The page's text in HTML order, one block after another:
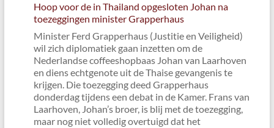
Hoop voor de in Thailand opgesloten Johan na
toezeggingen minister Grapperhaus
Minister Ferd Grapperhaus (Justitie en Veiligheid)
wil zich diplomatiek gaan inzetten om de
Nederlandse coffeeshopbaas Johan van Laarhoven
en diens echtgenote uit de Thaise gevangenis te
krijgen. Die toezegging deed Grapperhaus
donderdag tijdens een debat in de Kamer. Frans van
Laarhoven, Johan’s broer, is blij met de toezegging,
maar nog niet volledig overtuigd dat het